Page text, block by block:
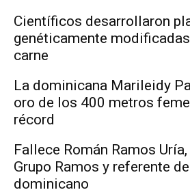
Científicos desarrollaron
genéticamente
carne
La dominicana Marileidy
oro de los 400 metros
récord
Fallece Román Ramos
Grupo Ramos y referente
dominicano